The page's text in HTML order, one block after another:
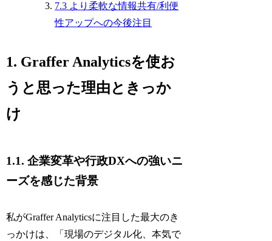
7.3 より柔軟な情報共有/利便
性アップへの今後注目
1. Graffer Analyticsを使お
うと思った理由ときっか
け
1.1. 企業変革や行政DXへの強いニ
ーズを感じた背景
私がGraffer Analyticsに注目した最大のき
っかけは、「現場のデジタル化、本気で